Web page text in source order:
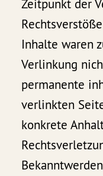
Zeitpunkt der
Inhalte waren
Verlinkung
permanente
verlinkten
konkrete